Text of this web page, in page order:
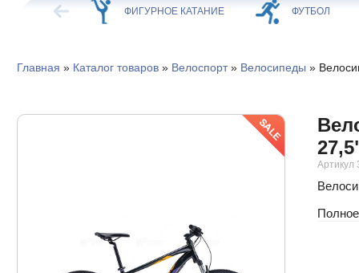
ХОККЕЙ ФИГУРНОЕ КАТАНИЕ ФУТБОЛ
Главная » Каталог товаров» Велоспорт» Велосипеды »
Артикул